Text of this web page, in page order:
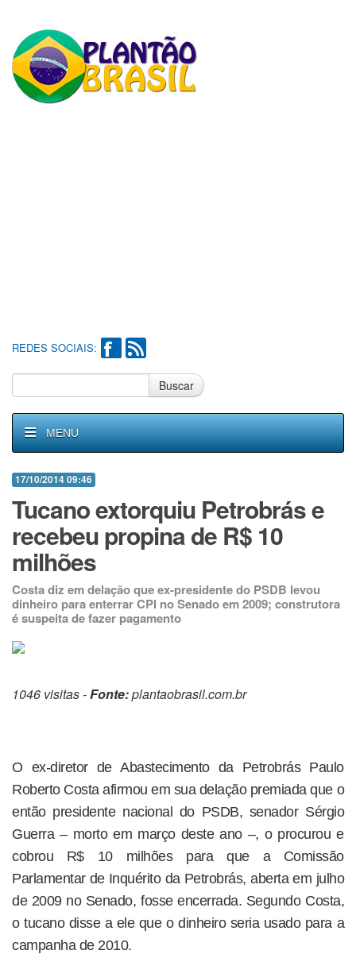
REDES SOCIAIS:
Buscar
MENU
17/10/2014 09:46
Tucano extorquiu Petrobrás e
recebeu propina de R$ 10
milhões
Costa diz em delação que ex-presidente do PSDB levou
dinheiro para enterrar CPI no Senado em 2009; construtora
é suspeita de fazer pagamento
1046 visitas -Fonte:plantaobrasil.com.br
O ex-diretor de Abastecimento da Petrobrás Paulo
Roberto Costa afirmou em sua delação premiada que o
então presidente nacional do PSDB, senador Sérgio
Guerra – morto em março deste ano –, o procurou e
cobrou R$ 10 milhões para que a Comissão
Parlamentar de Inquérito da Petrobrás, aberta em julho
de 2009 no Senado, fosse encerrada. Segundo Costa,
o tucano disse a ele que o dinheiro seria usado para a
campanha de 2010.